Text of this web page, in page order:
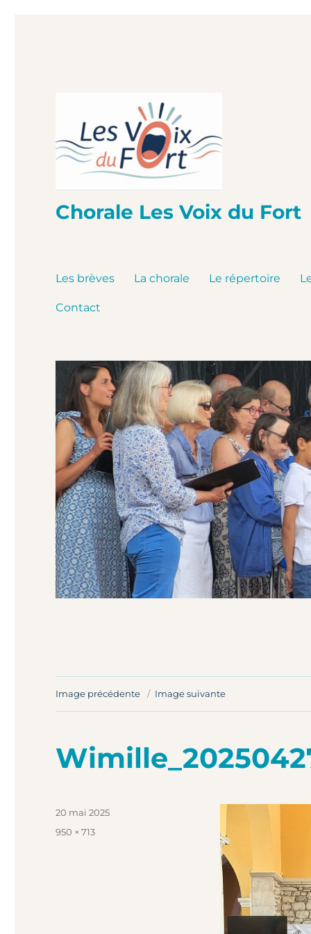
Chorale Les Voix du Fort
Les brèves La chorale Le répertoire
Contact
Image précédente Image suivante
Publié
le
20 mai 2025
Taille
950 × 713